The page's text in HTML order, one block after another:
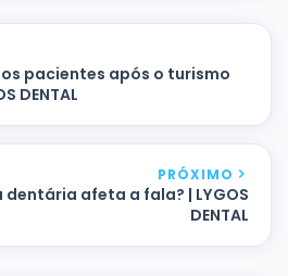
pacientes após o turismo
DENTAL
PRÓXIMO
afeta a fala? | LYGOS
DENTAL